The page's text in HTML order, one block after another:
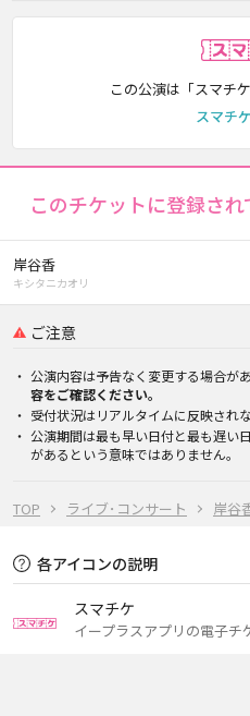
TOP ライブ･コンサート 岸谷
この公演は「スマチ
スマチ
このチケットに登録さ
岸谷香
キシタニカオリ
ご注意
公演内容は予告なく変更する場合が
容をご確認ください。
受付状況はリアルタイムに反映され
公演期間は最も早い日付と最も遅い
があるという意味ではありません。
各アイコンの説明
スマチケ
イープラスアプリの電子チ